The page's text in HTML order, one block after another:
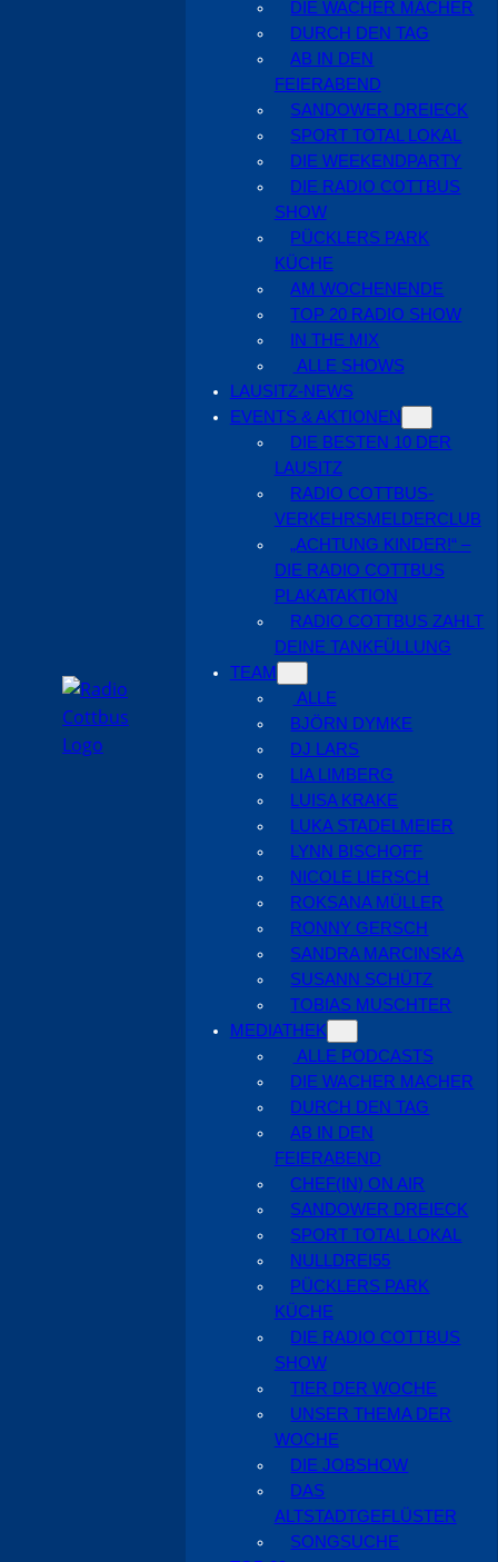
DIE WACHER MACHER
DURCH DEN TAG
AB IN DEN
FEIERABEND
SANDOWER DREIECK
SPORT TOTAL LOKAL
DIE WEEKENDPARTY
DIE RADIO COTTBUS
SHOW
PÜCKLERS PARK
KÜCHE
AM WOCHENENDE
TOP 20 RADIO SHOW
IN THE MIX
ALLE SHOWS
LAUSITZ-NEWS
EVENTS & AKTIONEN
DIE BESTEN 10 DER
LAUSITZ
RADIO COTTBUS-
VERKEHRSMELDERCLUB
„ACHTUNG KINDER!“ –
DIE RADIO COTTBUS
PLAKATAKTION
RADIO COTTBUS ZAHLT
DEINE TANKFÜLLUNG
TEAM
ALLE
BJÖRN DYMKE
DJ LARS
LIA LIMBERG
LUISA KRAKE
LUKA STADELMEIER
LYNN BISCHOFF
NICOLE LIERSCH
ROKSANA MÜLLER
RONNY GERSCH
SANDRA MARCINSKA
SUSANN SCHÜTZ
TOBIAS MUSCHTER
MEDIATHEK
ALLE PODCASTS
DIE WACHER MACHER
DURCH DEN TAG
AB IN DEN
FEIERABEND
CHEF(IN) ON AIR
SANDOWER DREIECK
SPORT TOTAL LOKAL
NULLDREI55
PÜCKLERS PARK
KÜCHE
DIE RADIO COTTBUS
SHOW
TIER DER WOCHE
UNSER THEMA DER
WOCHE
DIE JOBSHOW
DAS
ALTSTADTGEFLÜSTER
SONGSUCHE